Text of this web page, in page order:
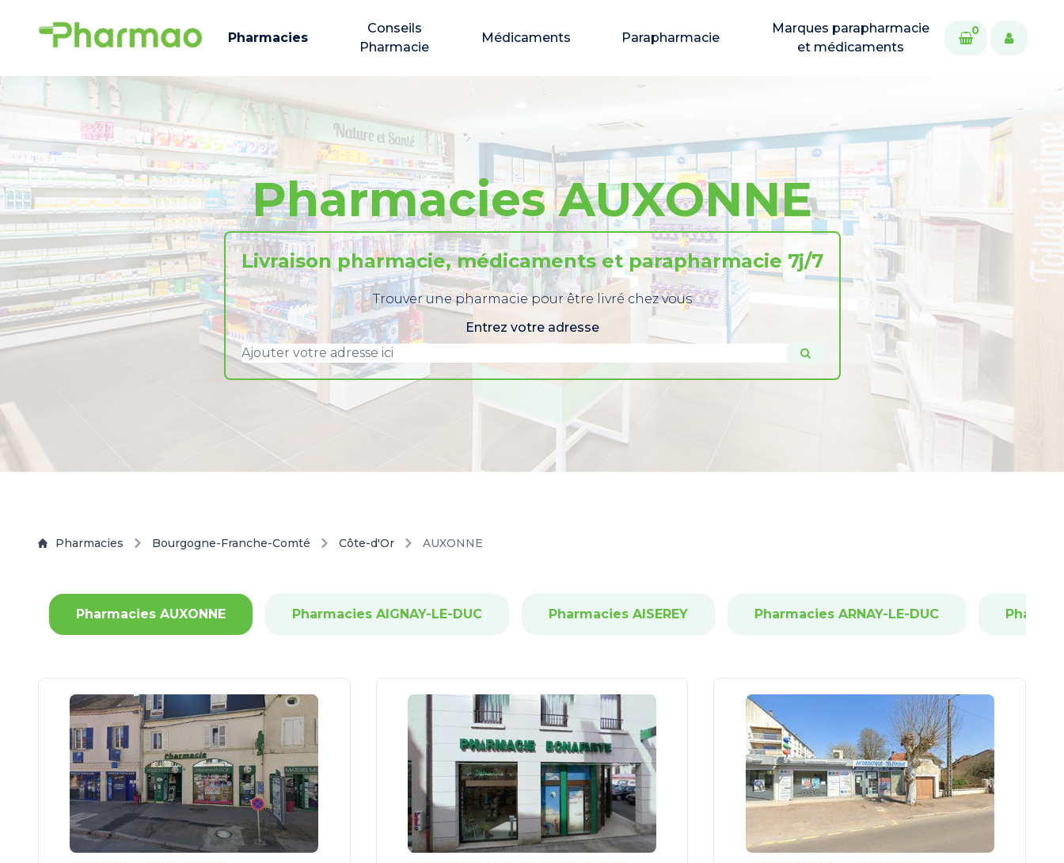
Pharmacies
Conseils
Pharmacie
Médicaments Parapharmacie
Marques parapharmacie
et médicaments
0
Pharmacies AUXONNE
Livraison pharmacie, médicaments et parapharmacie 7j/7
Trouver une pharmacie pour être livré chez vous
Entrez votre adresse
Pharmacies Bourgogne-Franche-Comté Côte-d'Or AUXONNE
Pharmacies AUXONNE Pharmacies AIGNAY-LE-DUC Pharmacies AISEREY Pharmacies ARNAY-LE-DUC